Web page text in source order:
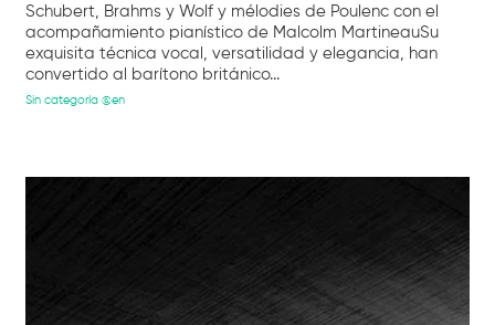
Schubert, Brahms y Wolf y mélodies de Poulenc con el
acompañamiento pianístico de Malcolm MartineauSu
exquisita técnica vocal, versatilidad y elegancia, han
convertido al barítono británico...
Sin categoría @en